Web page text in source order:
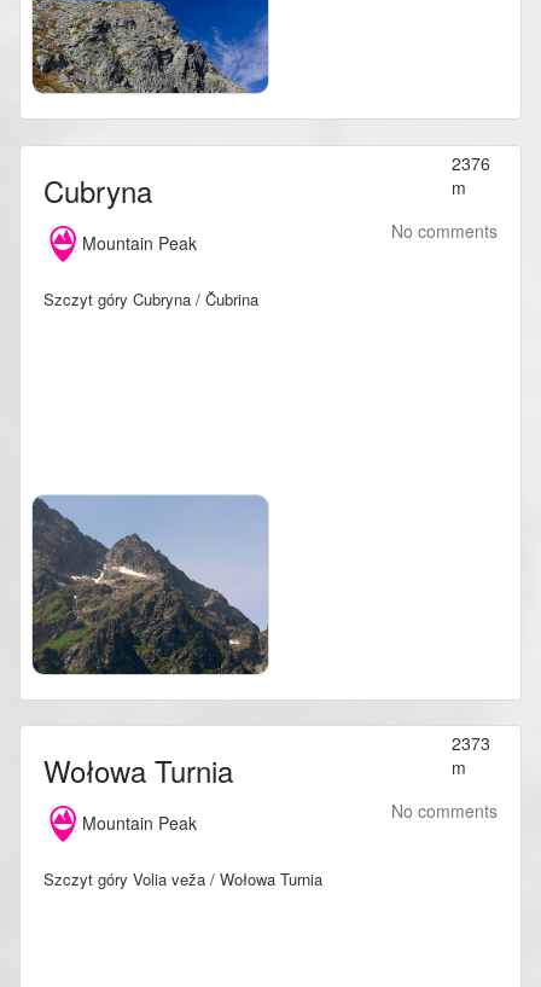
Cubryna
2376
m
Mountain Peak
No comments
Szczyt góry Cubryna / Čubrina
Wołowa Turnia
2373
m
Mountain Peak
No comments
Szczyt góry Volia veža / Wołowa Turnia